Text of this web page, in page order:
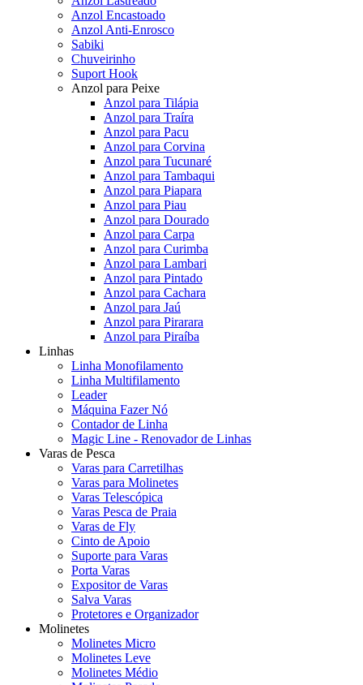
Anzol Encastoado
Anzol Anti-Enrosco
Sabiki
Chuveirinho
Suport Hook
Anzol para Peixe
Anzol para Tilápia
Anzol para Traíra
Anzol para Pacu
Anzol para Corvina
Anzol para Tucunaré
Anzol para Tambaqui
Anzol para Piapara
Anzol para Piau
Anzol para Dourado
Anzol para Carpa
Anzol para Curimba
Anzol para Lambari
Anzol para Pintado
Anzol para Cachara
Anzol para Jaú
Anzol para Pirarara
Anzol para Piraíba
Linhas
Linha Monofilamento
Linha Multifilamento
Leader
Máquina Fazer Nó
Contador de Linha
Magic Line - Renovador de Linhas
Varas de Pesca
Varas para Carretilhas
Varas para Molinetes
Varas Telescópica
Varas Pesca de Praia
Varas de Fly
Cinto de Apoio
Suporte para Varas
Porta Varas
Expositor de Varas
Salva Varas
Protetores e Organizador
Molinetes
Molinetes Micro
Molinetes Leve
Molinetes Médio